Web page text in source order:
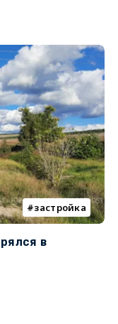
застройка
в